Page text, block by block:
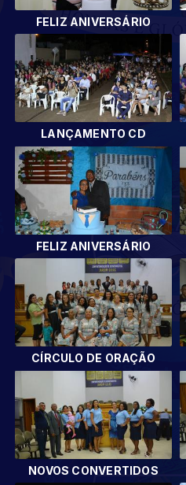
FELIZ ANIVERSÁRIO
LANÇAMENTO CD
FELIZ ANIVERSÁRIO
CÍRCULO DE ORAÇÃO
NOVOS CONVERTIDOS